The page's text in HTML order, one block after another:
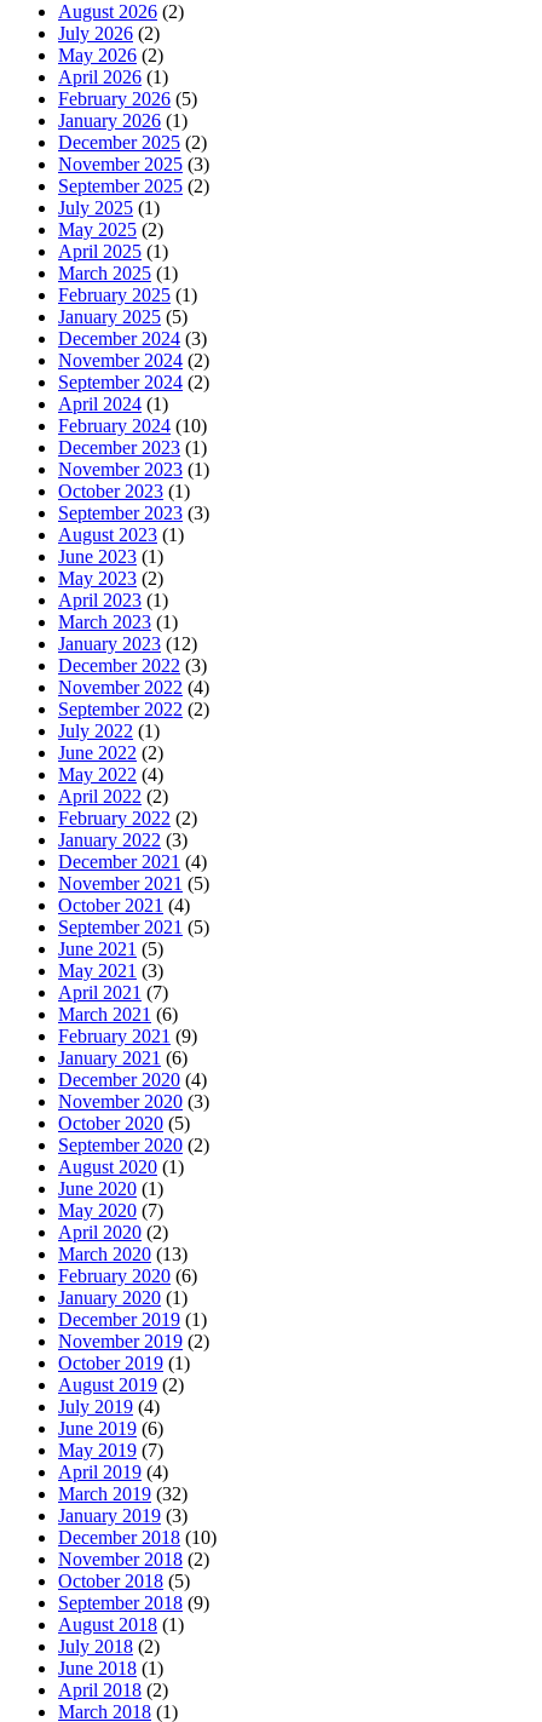
August 2026 (2)
July 2026 (2)
May 2026 (2)
April 2026 (1)
February 2026 (5)
January 2026 (1)
December 2025 (2)
November 2025 (3)
September 2025 (2)
July 2025 (1)
May 2025 (2)
April 2025 (1)
March 2025 (1)
February 2025 (1)
January 2025 (5)
December 2024 (3)
November 2024 (2)
September 2024 (2)
April 2024 (1)
February 2024 (10)
December 2023 (1)
November 2023 (1)
October 2023 (1)
September 2023 (3)
August 2023 (1)
June 2023 (1)
May 2023 (2)
April 2023 (1)
March 2023 (1)
January 2023 (12)
December 2022 (3)
November 2022 (4)
September 2022 (2)
July 2022 (1)
June 2022 (2)
May 2022 (4)
April 2022 (2)
February 2022 (2)
January 2022 (3)
December 2021 (4)
November 2021 (5)
October 2021 (4)
September 2021 (5)
June 2021 (5)
May 2021 (3)
April 2021 (7)
March 2021 (6)
February 2021 (9)
January 2021 (6)
December 2020 (4)
November 2020 (3)
October 2020 (5)
September 2020 (2)
August 2020 (1)
June 2020 (1)
May 2020 (7)
April 2020 (2)
March 2020 (13)
February 2020 (6)
January 2020 (1)
December 2019 (1)
November 2019 (2)
October 2019 (1)
August 2019 (2)
July 2019 (4)
June 2019 (6)
May 2019 (7)
April 2019 (4)
March 2019 (32)
January 2019 (3)
December 2018 (10)
November 2018 (2)
October 2018 (5)
September 2018 (9)
August 2018 (1)
July 2018 (2)
June 2018 (1)
April 2018 (2)
March 2018 (1)